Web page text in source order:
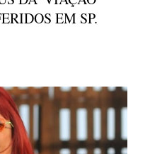
EM SP.